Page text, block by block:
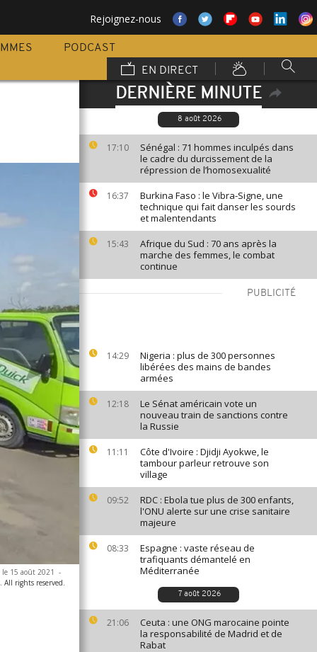
Rejoignez-nous
PODCAST
EN DIRECT
DERNIÈRE MINUTE
8 août 2026
17:10
Sénégal : 71 hommes inculpés dans
le cadre du durcissement de la
répression de l’homosexualité
16:37
Burkina Faso : le Vibra-Signe, une
technique qui fait danser les sourds
et malentendants
15:43
Afrique du Sud : 70 ans après la
marche des femmes, le combat
continue
PUBLICITÉ
14:29
Nigeria : plus de 300 personnes
libérées des mains de bandes
armées
12:18
Le Sénat américain vote un
nouveau train de sanctions contre
la Russie
11:11
Côte d'Ivoire : Djidji Ayokwe, le
tambour parleur retrouve son
village
09:52
RDC : Ebola tue plus de 300 enfants,
l'ONU alerte sur une crise sanitaire
majeure
08:33
Espagne : vaste réseau de
trafiquants démantelé en
Méditerranée
7 août 2026
21:06
Ceuta : une ONG marocaine pointe
la responsabilité de Madrid et de
Rabat
15 août 2021 -
All rights reserved.